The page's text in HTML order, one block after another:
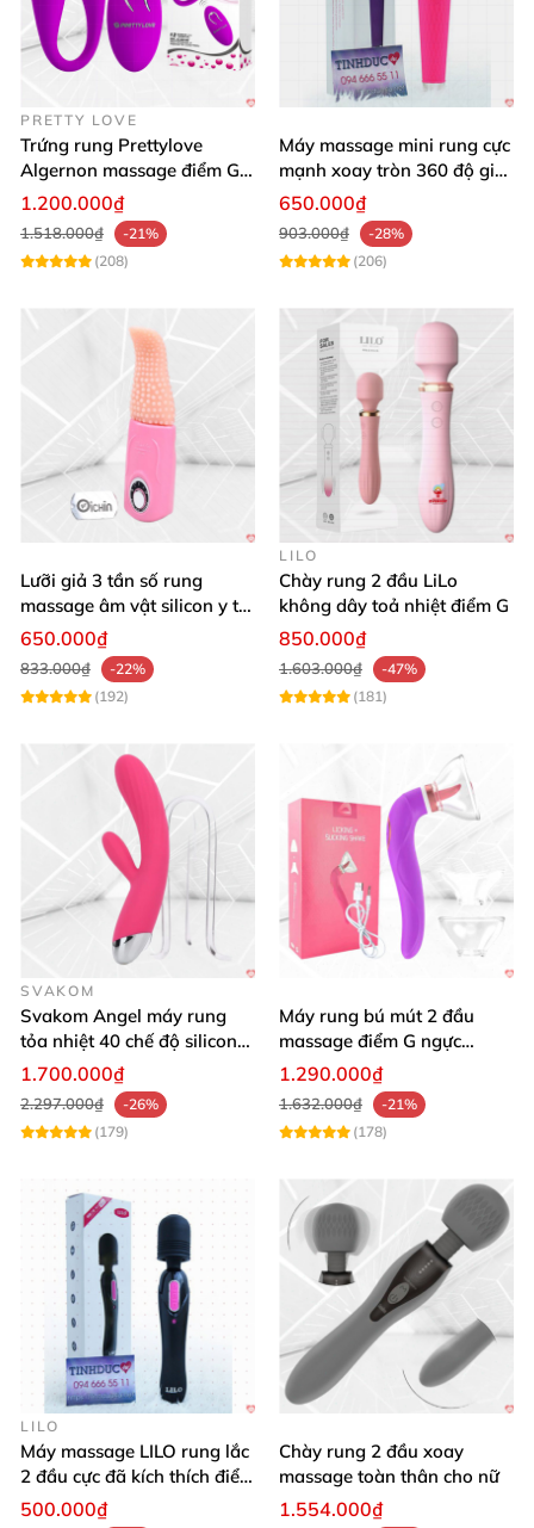
trải nghiệm đỉnh cao, tự tin
và hạnh phúc hơn mỗi
ngày!
PRETTY LOVE
Trứng rung Prettylove
Algernon massage điểm G
12 chế độ
1.200.000₫
1.518.000₫
-21%
(208)
Máy massage mini rung cực
mạnh xoay tròn 360 độ giá
rẻ chất lượng
650.000₫
903.000₫
-28%
(206)
Lưỡi giả 3 tần số rung
massage âm vật silicon y tế
an toàn
650.000₫
833.000₫
-22%
(192)
LILO
Chày rung 2 đầu LiLo
không dây toả nhiệt điểm G
850.000₫
1.603.000₫
-47%
(181)
SVAKOM
Svakom Angel máy rung
tỏa nhiệt 40 chế độ silicon
mềm mịn
1.700.000₫
2.297.000₫
-26%
(179)
Máy rung bú mút 2 đầu
massage điểm G ngực
silicon y tế mềm mại
1.290.000₫
1.632.000₫
-21%
(178)
LILO
Máy massage LILO rung lắc
2 đầu cực đã kích thích điểm
G âm đạo
500.000₫
Chày rung 2 đầu xoay
massage toàn thân cho nữ
1.554.000₫